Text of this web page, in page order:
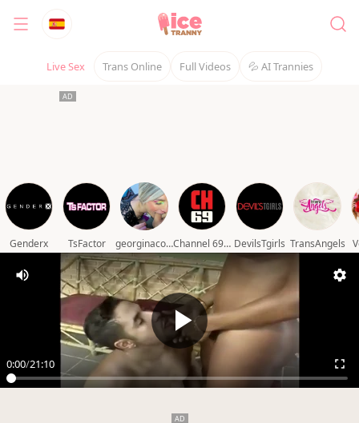
Live Sex Trans Online Full Videos 💦 AI Trannies
Genderx TsFactor georginacouple_hardsex Channel 69 video DevilsTgirls TransAngels
0:00/21:10